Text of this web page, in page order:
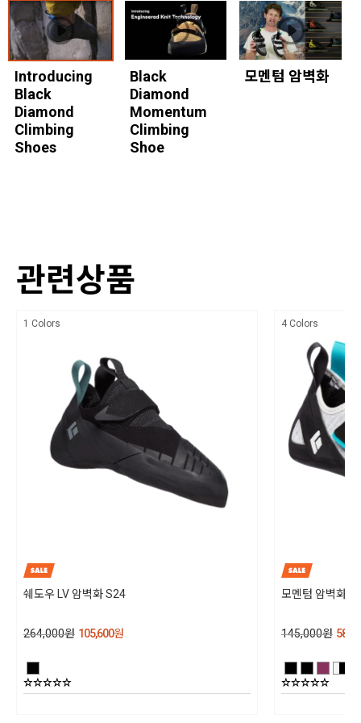
부드러운 탄력성을 지닌 중창은 미세한 감각과 편안함을 제공함
비건 소재 적용
삼베 소재 바닥 안창 적용
더욱 부드러운 안감을 적용한 니트 원단은 투습력이 향상됨
발가락 부위에 유연한 고무를 적용하여 보다 나은 핏과 편안한 착
용감을 제공함
취급시 주의사항
상세설명참조
품질보증기준
상세설명참조
Introducing
Black
Diamond
Climbing
Shoes
Black
Diamond
Momentum
Climbing
Shoe
모멘텀 암벽화
관련상품
1 Colors
쉐도우 LV 암벽화 S24
264,000원 105,600원
4 Colors
모멘텀 암벽화
145,000원